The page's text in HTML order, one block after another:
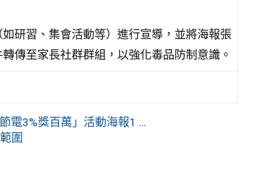
研習、集會活動等）進行宣導，並將海報張
傳至家長社群群組，以強化毒品防制意識。
電3%獎百萬」活動海報1 ...
圍